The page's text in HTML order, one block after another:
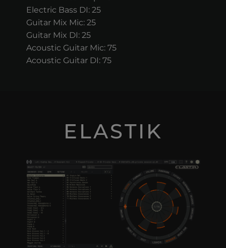
Electric Bass DI: 25
Guitar Mix Mic: 25
Guitar Mix DI: 25
Acoustic Guitar Mic: 75
Acoustic Guitar DI: 75
ELASTIK